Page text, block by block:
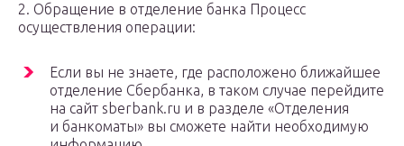
2. Обращение в отделение банка Процесс
осуществления операции:
Если вы не знаете, где расположено ближайшее
отделение Сбербанка, в таком случае перейдите
на сайт sberbank.ru и в разделе «Отделения
и банкоматы» вы сможете найти необходимую